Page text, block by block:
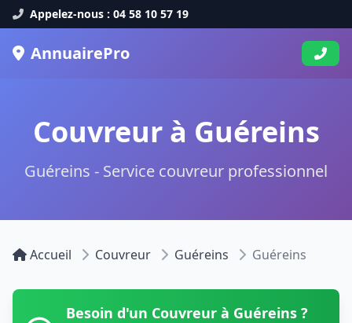
Appelez-nous : 04 58 10 57 19
AnnuairePro
Couvreur à Guéreins
Guéreins - Service couvreur professionnel
Accueil Couvreur Guéreins Guéreins
Besoin d'un Couvreur à Guéreins ?